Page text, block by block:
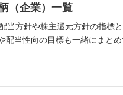
（企業）一覧
当方針や株主還元方針の指標
当性向の目標も一緒にまとめ